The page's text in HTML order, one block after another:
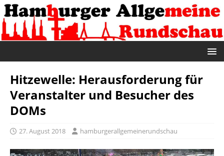
Hitzewelle: Herausforderung für
Veranstalter und Besucher des
DOMs
27. August 2018 hamburgerallgemeinerundschau